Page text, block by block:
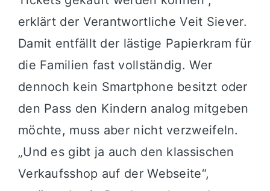
erklärt der Verantwortliche Veit Siever.
Damit entfällt der lästige Papierkram für
die Familien fast vollständig. Wer
dennoch kein Smartphone besitzt oder
den Pass den Kindern analog mitgeben
möchte, muss aber nicht verzweifeln.
„Und es gibt ja auch den klassischen
Verkaufsshop auf der Webseite“,